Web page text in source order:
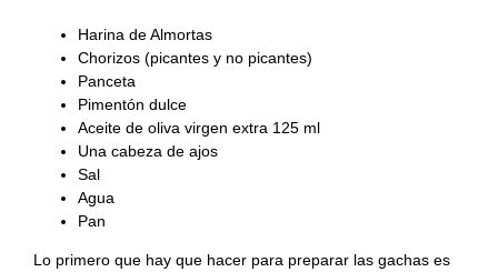
Harina de Almortas
Chorizos (picantes y no picantes)
Panceta
Pimentón dulce
Aceite de oliva virgen extra 125 ml
Una cabeza de ajos
Sal
Agua
Pan
Lo primero que hay que hacer para preparar las gachas es